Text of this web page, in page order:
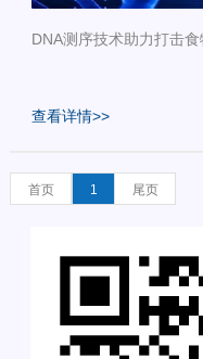
DNA测序技术助力打击食
查看详情>>
首页 1 尾页